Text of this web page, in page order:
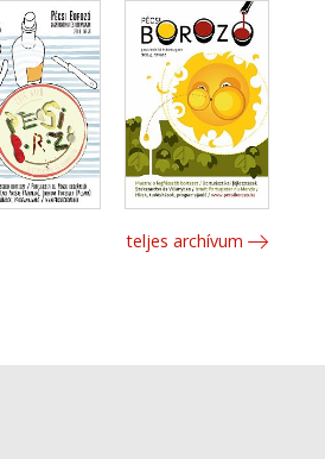
teljes archívum